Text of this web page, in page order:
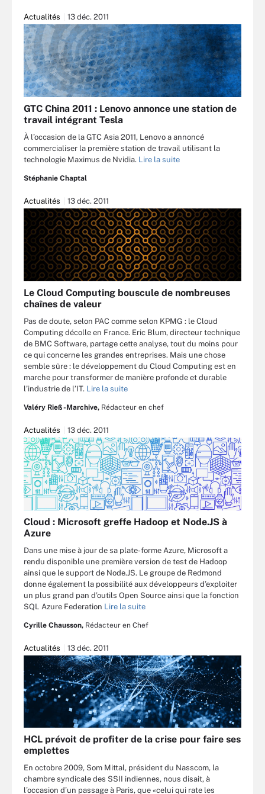
Actualités 13 déc. 2011
GTC China 2011 : Lenovo annonce une station de
travail intégrant Tesla
À l’occasion de la GTC Asia 2011, Lenovo a annoncé
commercialiser la première station de travail utilisant la
technologie Maximus de Nvidia. Lire la suite
Stéphanie Chaptal
Actualités 13 déc. 2011
Le Cloud Computing bouscule de nombreuses
chaînes de valeur
Pas de doute, selon PAC comme selon KPMG : le Cloud
Computing décolle en France. Eric Blum, directeur technique
de BMC Software, partage cette analyse, tout du moins pour
ce qui concerne les grandes entreprises. Mais une chose
semble sûre : le développement du Cloud Computing est en
marche pour transformer de manière profonde et durable
l’industrie de l’IT. Lire la suite
Valéry Rieß-Marchive, Rédacteur en chef
Actualités 13 déc. 2011
Cloud : Microsoft greffe Hadoop et Node.JS à
Azure
Dans une mise à jour de sa plate-forme Azure, Microsoft a
rendu disponible une première version de test de Hadoop
ainsi que le support de Node.JS. Le groupe de Redmond
donne également la possibilité aux développeurs d’exploiter
un plus grand pan d’outils Open Source ainsi que la fonction
SQL Azure Federation Lire la suite
Cyrille Chausson, Rédacteur en Chef
Actualités 13 déc. 2011
HCL prévoit de profiter de la crise pour faire ses
emplettes
En octobre 2009, Som Mittal, président du Nasscom, la
chambre syndicale des SSII indiennes, nous disait, à
l’occasion d’un passage à Paris, que «celui qui rate les